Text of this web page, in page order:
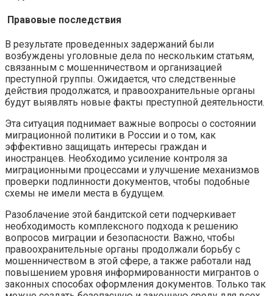
Правовые последствия
В результате проведенных задержаний были
возбуждены уголовные дела по нескольким статьям,
связанным с мошенничеством и организацией
преступной группы. Ожидается, что следственные
действия продолжатся, и правоохранительные органы
будут выявлять новые факты преступной деятельности.
Эта ситуация поднимает важные вопросы о состоянии
миграционной политики в России и о том, как
эффективно защищать интересы граждан и
иностранцев. Необходимо усиление контроля за
миграционными процессами и улучшение механизмов
проверки подлинности документов, чтобы подобные
схемы не имели места в будущем.
Разоблачение этой бандитской сети подчеркивает
необходимость комплексного подхода к решению
вопросов миграции и безопасности. Важно, чтобы
правоохранительные органы продолжали борьбу с
мошенничеством в этой сфере, а также работали над
повышением уровня информированности мигрантов о
законных способах оформления документов. Только так